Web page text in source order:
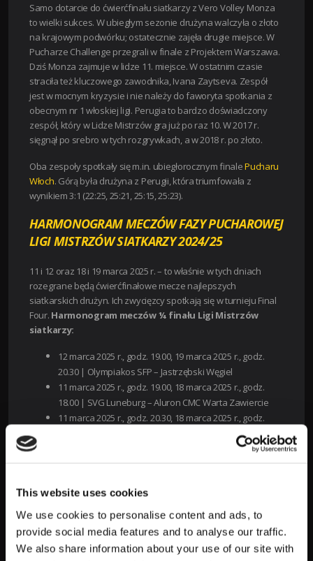
This website uses cookies
We use cookies to personalise content and ads, to
provide social media features and to analyse our traffic.
We also share information about your use of our site with
Samo dotarcie do ćwierćfinału siatkarzy z Vero Volley Monza
to wielki sukces. W ubiegłym sezonie drużyna walczyła o złoto
na krajowym podwórku; ostatecznie zajęła drugie miejsce. W
Pucharze Challenge przegrali w finale z Projektem Warszawa.
Dziś Monza zajmuje w lidze 11. miejsce. W ostatnim czasie
straciła też kluczowego zawodnika, Ivana Zaytseva. Zespół
jest w mocnym kryzysie i nie należy do faworyta spotkania z
obecnym nr 1 włoskiej ligi. Perugia to bardzo doświadczony
zespół, który w Lidze Mistrzów gra już po raz 10. W 2017 r.
sięgnął po srebro w tych rozgrywkach, a w 2018 r. po złoto.
Oba zespoły spotkały się m.in. ubiegłorocznym finalePucharu
Włoch. Górą była drużyna z Perugii, która triumfowała z
wynikiem 3:1 (22:25, 25:21, 25:15, 25:23).
HARMONOGRAM MECZÓW FAZY PUCHAROWEJ
LIGI MISTRZÓW SIATKARZY 2024/25
11 i 12 oraz 18 i 19 marca 2025 r. – to właśnie w tych dniach
rozegrane będą ćwierćfinałowe mecze najlepszych
siatkarskich drużyn. Ich zwycięzcy spotkają się w turnieju Final
Four. Harmonogram meczów ¼ finału Ligi Mistrzów
siatkarzy:
12 marca 2025 r., godz. 19.00, 19 marca 2025 r., godz.
20.30 | Olympiakos SFP – Jastrzębski Węgiel
11 marca 2025 r., godz. 19.00, 18 marca 2025 r., godz.
18.00 | SVG Luneburg – Aluron CMC Warta Zawiercie
11 marca 2025 r., godz. 20.30, 18 marca 2025 r., godz.
Mint Vero Volley Monza – Sir Sicoma Monini
KIEDY WALKA W FINAL FOUR LM
Półfinały i finał siatkarskiego turnieju Ligi Mistrzów rozegrane
zostaną w formieturnieju Final Four. CEV zaplanował go na